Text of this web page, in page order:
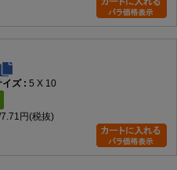
5 X 10
7.71円(税抜)